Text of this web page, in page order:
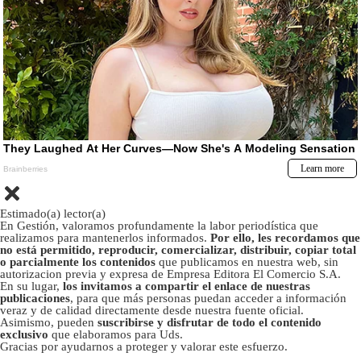
Estimado(a) lector(a)
En Gestión, valoramos profundamente la labor periodística que
realizamos para mantenerlos informados. Por ello, les recordamos que
no está permitido, reproducir, comercializar, distribuir, copiar total
o parcialmente los contenidos que publicamos en nuestra web, sin
autorizacion previa y expresa de Empresa Editora El Comercio S.A.
En su lugar, los invitamos a compartir el enlace de nuestras
publicaciones, para que más personas puedan acceder a información
veraz y de calidad directamente desde nuestra fuente oficial.
Asimismo, pueden suscribirse y disfrutar de todo el contenido
exclusivo que elaboramos para Uds.
Gracias por ayudarnos a proteger y valorar este esfuerzo.